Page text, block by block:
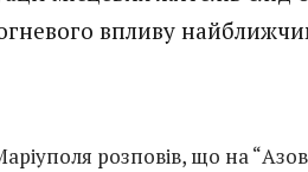
впливу
розповів, що на